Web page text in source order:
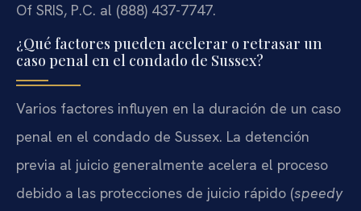
Of SRIS, P.C. al (888) 437-7747.
¿Qué factores pueden acelerar o retrasar un
caso penal en el condado de Sussex?
Varios factores influyen en la duración de un caso
penal en el condado de Sussex. La detención
previa al juicio generalmente acelera el proceso
debido a las protecciones de juicio rápido (speedy